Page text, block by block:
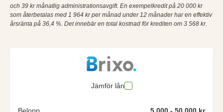
och 39 kr månatlig administrationsavgift. En exempelkredit på 20 000 kr
som återbetalas med 1 964 kr per månad under 12 månader har en effektiv
årsränta på 36,4 %. Det innebär en total kostnad för krediten om 3 568 kr.
Jämför lån
Belopp 5 000 - 50 000 kr